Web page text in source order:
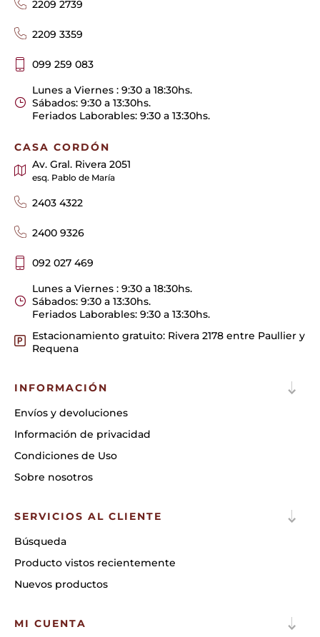
2209 2739
2209 3359
099 259 083
Lunes a Viernes : 9:30 a 18:30hs.
Sábados: 9:30 a 13:30hs.
Feriados Laborables: 9:30 a 13:30hs.
CASA CORDÓN
Av. Gral. Rivera 2051
esq. Pablo de María
2403 4322
2400 9326
092 027 469
Lunes a Viernes : 9:30 a 18:30hs.
Sábados: 9:30 a 13:30hs.
Feriados Laborables: 9:30 a 13:30hs.
Estacionamiento gratuito: Rivera 2178 entre Paullier y
Requena
INFORMACIÓN
Envíos y devoluciones
Información de privacidad
Condiciones de Uso
Sobre nosotros
SERVICIOS AL CLIENTE
Búsqueda
Producto vistos recientemente
Nuevos productos
MI CUENTA